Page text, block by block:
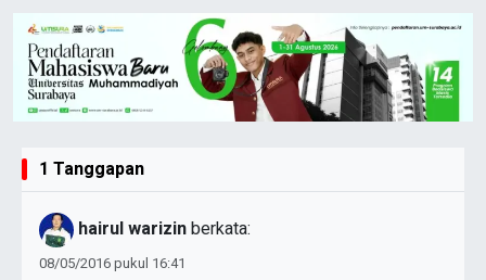
1 Tanggapan
hairul warizinberkata:
08/05/2016 pukul 16:41